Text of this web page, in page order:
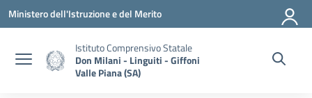
Vai ai contenuti
Vai al menu di navigazione
Vai al footer
Ministero dell'Istruzione e del Merito
Istituto Comprensivo Statale
Don Milani - Linguiti - Giffoni
Valle Piana (SA)